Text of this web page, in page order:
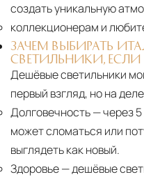
создать уникальную
коллекционерам и
ЗАЧЕМ ВЫБИРАТЬ
СВЕТИЛЬНИКИ, ЕСЛИ
Дешёвые светильники
первый взгляд, но на
Долговечность— через
может сломаться или
выглядеть как новый.
Здоровье— дешёвые